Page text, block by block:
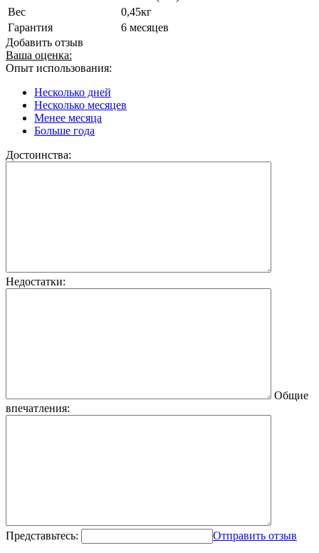
Вес
0,45кг
Гарантия
6 месяцев
Добавить отзыв
Ваша оценка:
Опыт использования:
Несколько дней
Несколько месяцев
Менее месяца
Больше года
Достоинства:
Недостатки:
Общие
впечатления:
Представьтесь: Отправить отзыв